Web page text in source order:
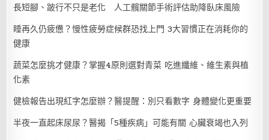
長短腳、跛行不只是老化 人工髖關節手術評估助降臥床風險
睡再久仍疲憊？慢性疲勞症候群恐找上門 3大習慣正在消耗你的
健康
蔬菜怎麼挑才健康？掌握4原則選對青菜 吃進纖維、維生素與植
化素
健檢報告出現紅字怎麼辦？醫提醒：別只看數字 身體變化更重要
半夜一直起床尿尿？醫揭「5種疾病」可能有關 心臟衰竭也入列